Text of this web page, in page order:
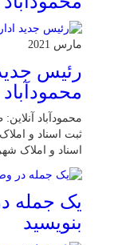
مارس 2021
رئیس
محمودآباد
ثبت اسناد و
اسناد و املاک
یک جمله
بنویسید